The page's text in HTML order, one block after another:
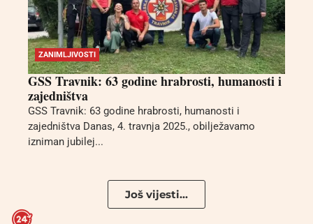
ZANIMLJIVOSTI
GSS Travnik: 63 godine hrabrosti, humanosti i
zajedništva
GSS Travnik: 63 godine hrabrosti, humanosti i
zajedništva Danas, 4. travnja 2025., obilježavamo
izniman jubilej...
Još vijesti...